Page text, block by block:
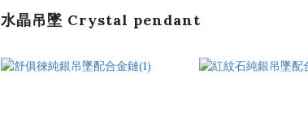
水晶吊墜 Crystal pendant